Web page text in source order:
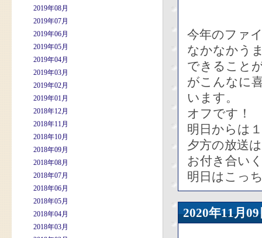
2019年08月
2019年07月
2019年06月
2019年05月
2019年04月
2019年03月
2019年02月
2019年01月
2018年12月
2018年11月
2018年10月
2018年09月
2018年08月
2018年07月
2018年06月
2018年05月
2018年04月
2018年03月
今年のファ
なかなかう
できること
がこんなに
います。
オフです！
明日からは
夕方の放送
お付き合い
明日はこっ
2020年11